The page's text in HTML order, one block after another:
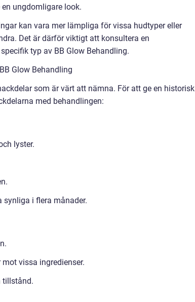
ungdomligare look.
kan vara mer lämpliga för vissa hudtyper eller
Det är därför viktigt att konsultera en
typ av BB Glow Behandling.
Glow Behandling
som är värt att nämna. För att ge en historisk
med behandlingen:
lyster.
synliga i flera månader.
vissa ingredienser.
tillstånd.